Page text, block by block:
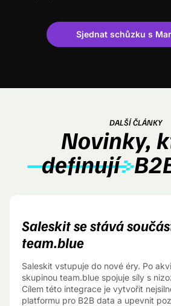
Sjednat schůzku s
DALŠÍ ČLÁNKY
Novinky,
definují
Saleskit se stává
team.blue
Saleskit vstupuje do nové éry. Po
skupinou team.blue spojuje síly s
Cílem této integrace je vytvořit
platformu pro B2B data a upevnit